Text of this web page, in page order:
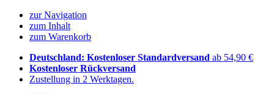
zur Navigation
zum Inhalt
zum Warenkorb
Deutschland: Kostenloser Standardversand ab 54,90 €
Kostenloser Rückversand
Zustellung in 2 Werktagen.